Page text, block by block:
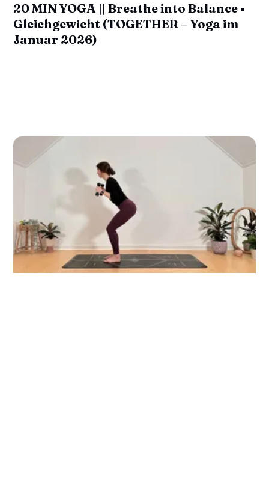
20 MIN YOGA || Breathe into Balance •
Gleichgewicht (TOGETHER – Yoga im
Januar 2026)